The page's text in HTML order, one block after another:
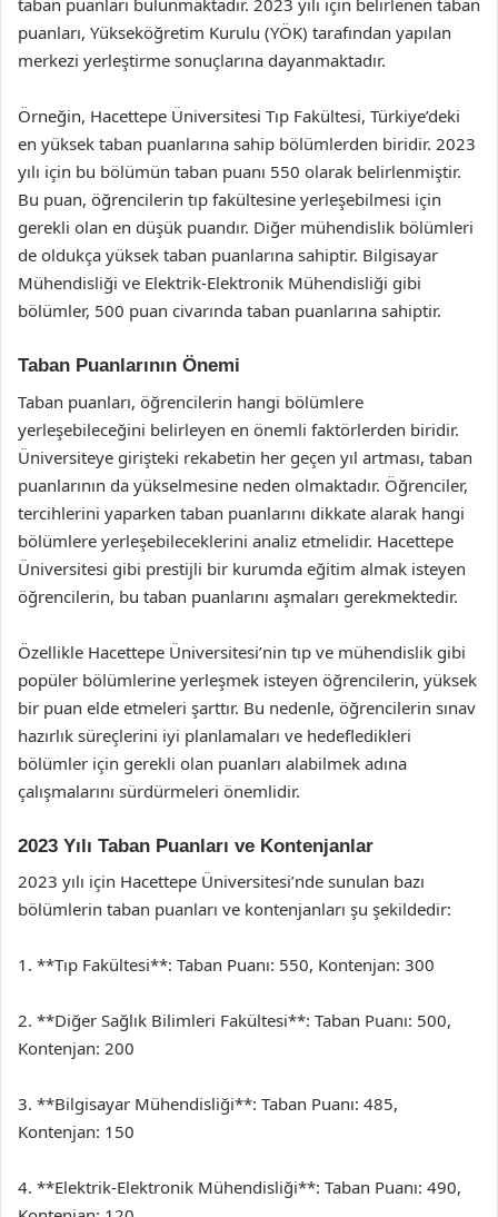
taban puanları bulunmaktadır. 2023 yılı için belirlenen taban
puanları, Yükseköğretim Kurulu (YÖK) tarafından yapılan
merkezi yerleştirme sonuçlarına dayanmaktadır.
Örneğin, Hacettepe Üniversitesi Tıp Fakültesi, Türkiye’deki
en yüksek taban puanlarına sahip bölümlerden biridir. 2023
yılı için bu bölümün taban puanı 550 olarak belirlenmiştir.
Bu puan, öğrencilerin tıp fakültesine yerleşebilmesi için
gerekli olan en düşük puandır. Diğer mühendislik bölümleri
de oldukça yüksek taban puanlarına sahiptir. Bilgisayar
Mühendisliği ve Elektrik-Elektronik Mühendisliği gibi
bölümler, 500 puan civarında taban puanlarına sahiptir.
Taban Puanlarının Önemi
Taban puanları, öğrencilerin hangi bölümlere
yerleşebileceğini belirleyen en önemli faktörlerden biridir.
Üniversiteye girişteki rekabetin her geçen yıl artması, taban
puanlarının da yükselmesine neden olmaktadır. Öğrenciler,
tercihlerini yaparken taban puanlarını dikkate alarak hangi
bölümlere yerleşebileceklerini analiz etmelidir. Hacettepe
Üniversitesi gibi prestijli bir kurumda eğitim almak isteyen
öğrencilerin, bu taban puanlarını aşmaları gerekmektedir.
Özellikle Hacettepe Üniversitesi’nin tıp ve mühendislik gibi
popüler bölümlerine yerleşmek isteyen öğrencilerin, yüksek
bir puan elde etmeleri şarttır. Bu nedenle, öğrencilerin sınav
hazırlık süreçlerini iyi planlamaları ve hedefledikleri
bölümler için gerekli olan puanları alabilmek adına
çalışmalarını sürdürmeleri önemlidir.
2023 Yılı Taban Puanları ve Kontenjanlar
2023 yılı için Hacettepe Üniversitesi’nde sunulan bazı
bölümlerin taban puanları ve kontenjanları şu şekildedir:
1. **Tıp Fakültesi**: Taban Puanı: 550, Kontenjan: 300
2. **Diğer Sağlık Bilimleri Fakültesi**: Taban Puanı: 500,
Kontenjan: 200
3. **Bilgisayar Mühendisliği**: Taban Puanı: 485,
Kontenjan: 150
4. **Elektrik-Elektronik Mühendisliği**: Taban Puanı: 490,